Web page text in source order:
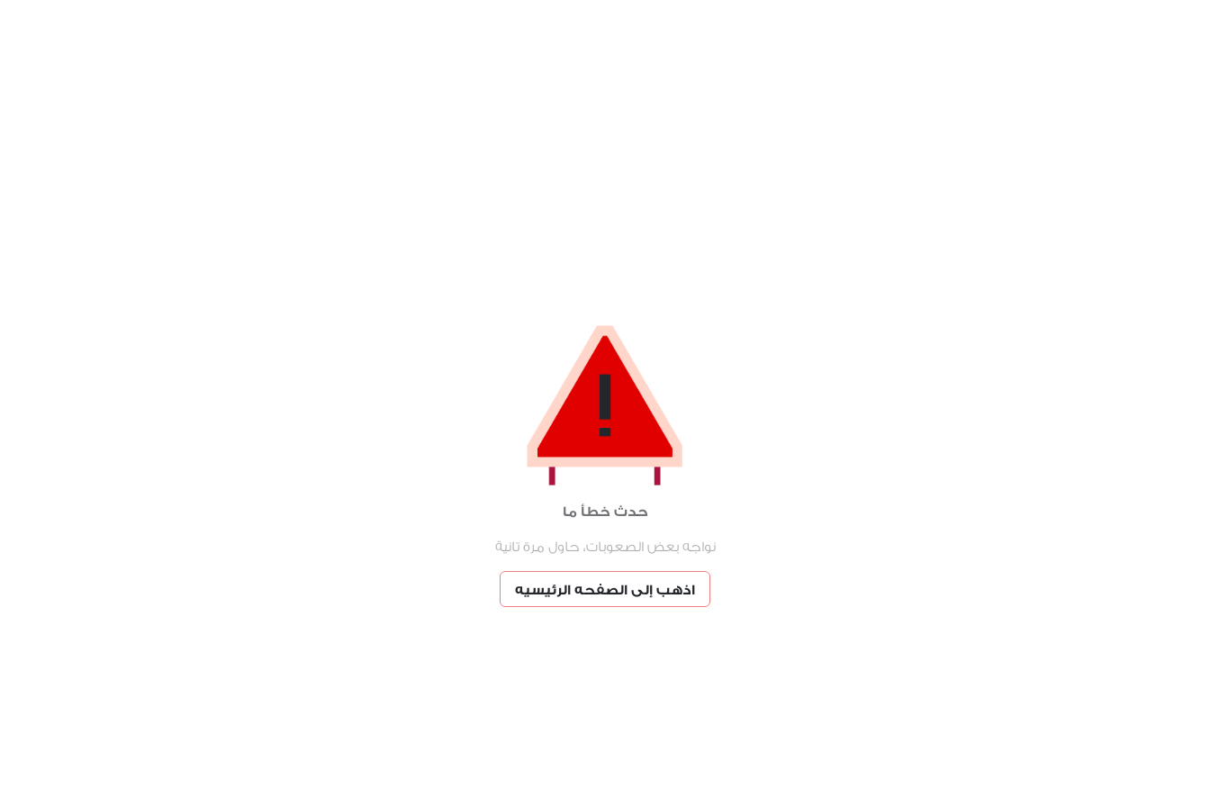
حدث خطأ ما
نواجه بعض الصعوبات، حاول مرة تانية
اذهب إلى الصفحه الرئيسيه